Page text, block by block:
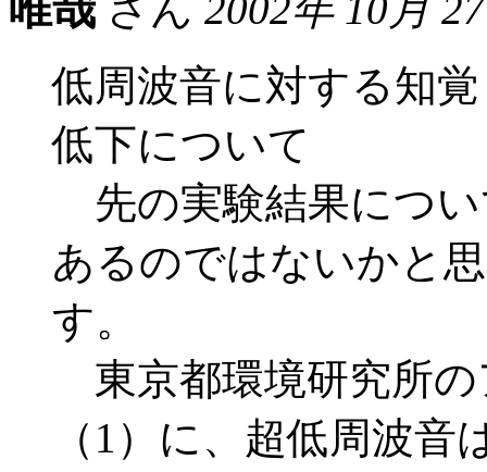
さん 2002年 10月
低周波音に対する知
低下について
先の実験結果につ
あるのではないかと
す。
東京都環境研究所
（1）に、超低周波